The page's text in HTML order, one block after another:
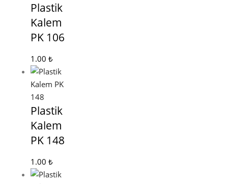
Plastik
Kalem
PK 106
1.00 ₺
Plastik
Kalem
PK 148
1.00 ₺